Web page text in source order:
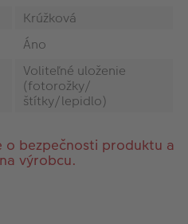
Krúžková
Áno
Voliteľné uloženie
(fotorožky/
štítky/lepidlo)
o bezpečnosti produktu a
výrobcu.